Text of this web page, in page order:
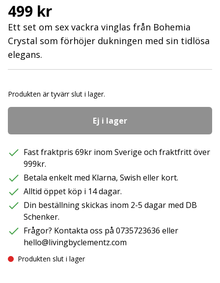
499 kr
Ett set om sex vackra vinglas från Bohemia
Crystal som förhöjer dukningen med sin tidlösa
elegans.
Produkten är tyvärr slut i lager.
Ej i lager
Fast fraktpris 69kr inom Sverige och fraktfritt över
999kr.
Betala enkelt med Klarna, Swish eller kort.
Alltid öppet köp i 14 dagar.
Din beställning skickas inom 2-5 dagar med DB
Schenker.
Frågor? Kontakta oss på 0735723636 eller
hello@livingbyclementz.com
Produkten slut i lager